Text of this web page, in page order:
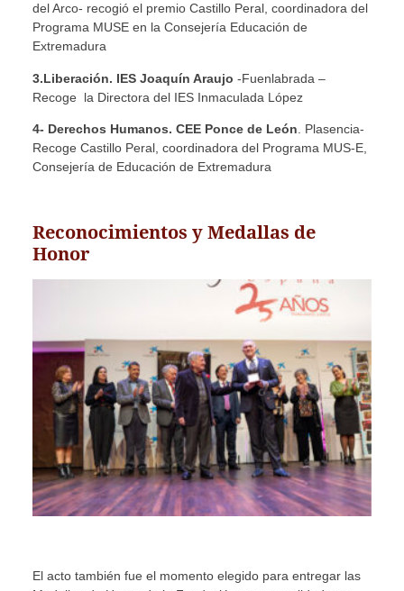
del Arco- recogió el premio Castillo Peral, coordinadora del
Programa MUSE en la Consejería Educación de
Extremadura
3.Liberación. IES Joaquín Araujo -Fuenlabrada –
Recoge la Directora del IES Inmaculada López
4- Derechos Humanos. CEE Ponce de León . Plasencia-
Recoge Castillo Peral, coordinadora del Programa MUS-E,
Consejería de Educación de Extremadura
Reconocimientos y Medallas de
Honor
El acto también fue el momento elegido para entregar las